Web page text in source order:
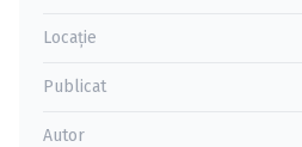
Locație
Publicat
Autor